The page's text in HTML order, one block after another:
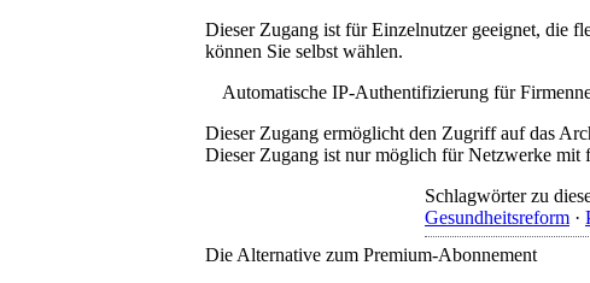
Dieser Zugang ist für Einzelnutzer geeignet, die
können Sie selbst wählen.
Automatische IP-Authentifizierung für
Dieser Zugang ermöglicht den Zugriff auf das
Dieser Zugang ist nur möglich für Netzwerke mit
Schlagwörter zu
Gesundheitsreform ·
Die Alternative zum Premium-Abonnement